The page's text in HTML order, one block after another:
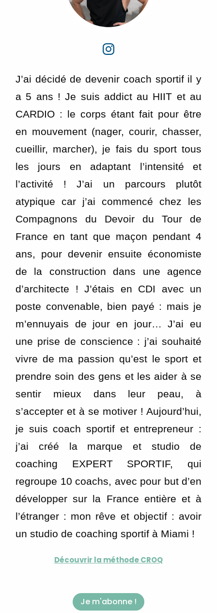
J’ai décidé de devenir coach sportif il y
a 5 ans ! Je suis addict au HIIT et au
CARDIO : le corps étant fait pour être
en mouvement (nager, courir, chasser,
cueillir, marcher), je fais du sport tous
les jours en adaptant l’intensité et
l’activité ! J’ai un parcours plutôt
atypique car j’ai commencé chez les
Compagnons du Devoir du Tour de
France en tant que maçon pendant 4
ans, pour devenir ensuite économiste
de la construction dans une agence
d’architecte ! J’étais en CDI avec un
poste convenable, bien payé : mais je
m’ennuyais de jour en jour… J’ai eu
une prise de conscience : j’ai souhaité
vivre de ma passion qu’est le sport et
prendre soin des gens et les aider à se
sentir mieux dans leur peau, à
s’accepter et à se motiver ! Aujourd’hui,
je suis coach sportif et entrepreneur :
j’ai créé la marque et studio de
coaching EXPERT SPORTIF, qui
regroupe 10 coachs, avec pour but d’en
développer sur la France entière et à
l’étranger : mon rêve et objectif : avoir
un studio de coaching sportif à Miami !
Découvrir la méthode CROQ
Je m'abonne !